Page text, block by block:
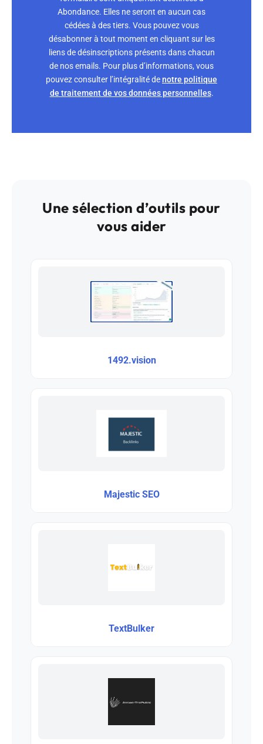
Abondance. Elles ne seront en aucun cas
cédées à des tiers. Vous pouvez vous
désabonner à tout moment en cliquant sur les
liens de désinscriptions présents dans chacun
de nos emails. Pour plus d’informations, vous
pouvez consulter l’intégralité denotre politique
de traitement de vos données personnelles.
Une sélection d’outils pour
vous aider
1492.vision
Majestic SEO
TextBulker